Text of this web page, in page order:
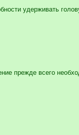
удерживать
прежде всего